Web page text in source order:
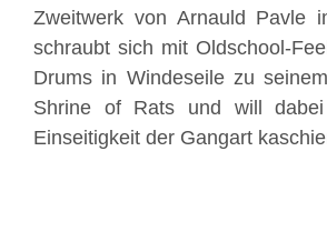
Zweitwerk von Arnauld Pavle
schraubt sich mit Oldschool-
Drums in Windeseile zu
Shrine of Rats und will
Einseitigkeit der Gangart